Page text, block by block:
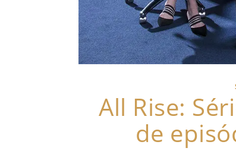
All Rise:
de